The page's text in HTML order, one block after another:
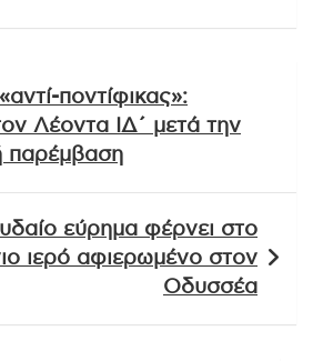
ποντίφικας»:
Λέοντα ΙΔ΄ μετά την
παρέμβαση
εύρημα φέρνει στο
ιερό αφιερωμένο στον
Οδυσσέα